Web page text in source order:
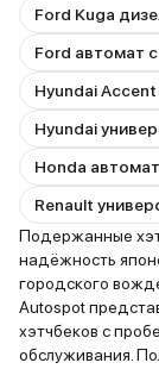
Ford Kuga
Ford автомат
Hyundai
Hyundai
Honda
Renault
Подержанные
надёжность
городского
Autospot
хэтчбеков с
обслуживания.